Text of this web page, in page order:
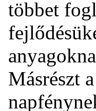
többet
Másrészt